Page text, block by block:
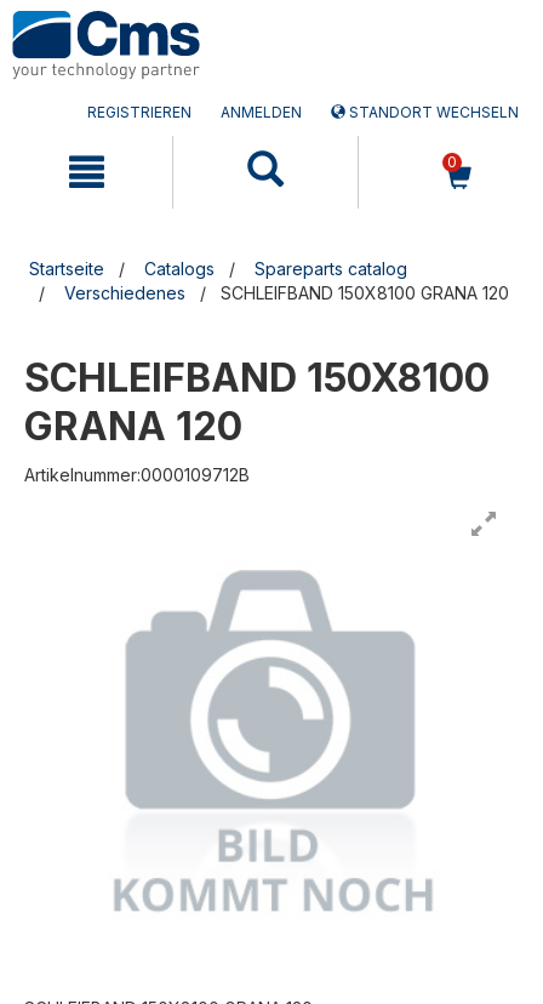
Zum
Inhalt
springen
Zum
Navigationsmen�
springen
REGISTRIEREN ANMELDEN STANDORT WECHSELN
0
Startseite Catalogs
Spareparts catalog
Verschiedenes
SCHLEIFBAND 150X8100 GRANA 120
SCHLEIFBAND 150X8100
GRANA 120
Artikelnummer:0000109712B